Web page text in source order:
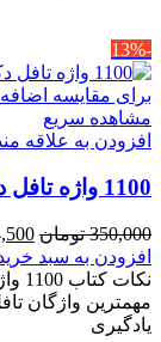
-13%
برای مقایسه اضافه
مشاهده سریع
افزودن به علاقه
1100 واژه تافل دکتری رمضانی -کتاب آوا
350,000 تومان
اصلی
بود.
افزودن به سبد
مهمترین واژگان
یادگیری